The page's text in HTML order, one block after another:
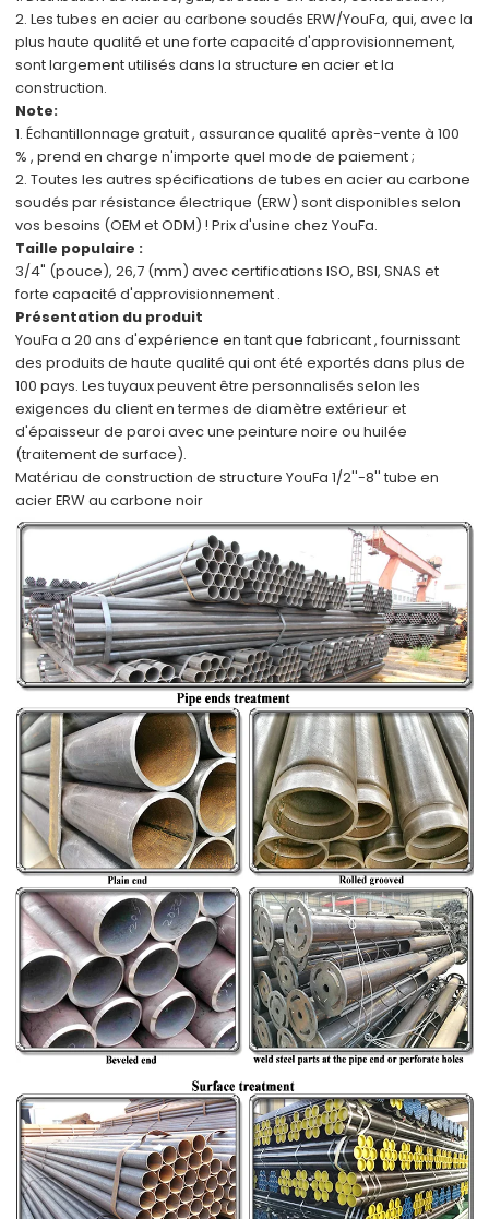
2. Les tubes en acier au carbone soudés ERW/YouFa,qui, avecla
plus haute qualité etune forte capacité d'approvisionnement,
sontlargement utilisés dans la structure en acieretla
construction.
Note:
1. Échantillonnagegratuit, assurance qualité après-venteà 100
% , prend en charge n'importe quel mode de paiement;
2.Toutes les autres spécifications detubes en acier au carbone
soudés par résistance électrique (ERW) sont disponibles selon
vos besoins (OEM et ODM) ! Prix d'usine chez YouFa.
Taille populaire :
3/4" (pouce), 26,7 (mm) avec certificationsISO, BSI, SNAS et
forte capacité d'approvisionnement .
Présentation du produit
YouFa a20 ans d'expérience en tant que fabricant, fournissant
des produits de haute qualité qui ont étéexportés dans plus de
100 pays.Les tuyaux peuvent être personnalisésselonles
exigences du clienten termes de diamètre extérieur et
d'épaisseur de paroi avecune peinture noire ou huilée
(traitement de surface).
Matériau de construction de structure YouFa 1/2''-8'' tube en
acier ERW au carbone noir